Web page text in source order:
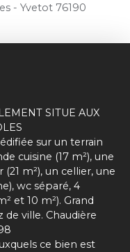
- Yvetot 76190
SITUE AUX
sur un terrain
cuisine (17 m²), une
m²), un cellier, une
wc séparé, 4
et 10 m²). Grand
de ville. Chaudière
ce bien est